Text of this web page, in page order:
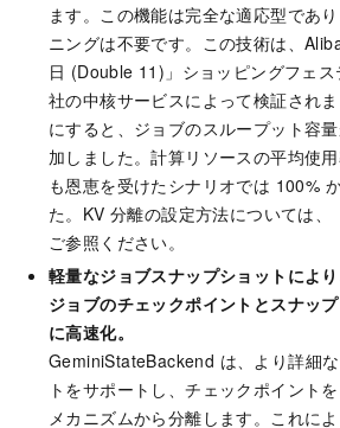
ます。この機能は完全な適応型であ
ニングは不要です。この技術は、
日 (Double 11)」ショッピングフェ
社の中核サービスによって検証され
にすると、ジョブのスループット容
加しました。計算リソースの平均使
も恩恵を受けたシナリオでは 100%
た。KV 分離の設定方法については、
ご参照ください。
軽量なジョブスナップショットによ
ジョブのチェックポイントとスナッ
に高速化。
GeminiStateBackend は、より詳細
トをサポートし、チェックポイント
メカニズムから分離します。これに